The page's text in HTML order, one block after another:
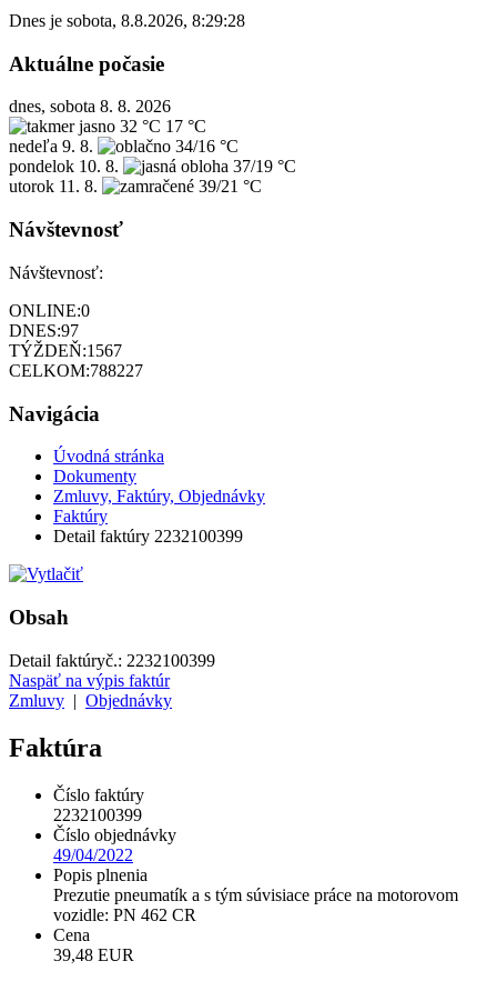
Dnes je sobota, 8.8.2026, 8:29:28
Aktuálne počasie
dnes, sobota 8. 8. 2026
32 °C 17 °C
nedeľa 9. 8.
34/16 °C
pondelok 10. 8.
37/19 °C
utorok 11. 8. 39/21 °C
Návštevnosť
Návštevnosť:
ONLINE:0
DNES:97
TÝŽDEŇ:1567
CELKOM:788227
Navigácia
Úvodná stránka
Dokumenty
Zmluvy, Faktúry, Objednávky
Faktúry
Detail faktúry 2232100399
Obsah
Detail faktúryč.: 2232100399
Naspäť na výpis faktúr
Zmluvy | Objednávky
Faktúra
Číslo faktúry
2232100399
Číslo objednávky
49/04/2022
Popis plnenia
Prezutie pneumatík a s tým súvisiace práce na motorovom
vozidle: PN 462 CR
Cena
39,48 EUR